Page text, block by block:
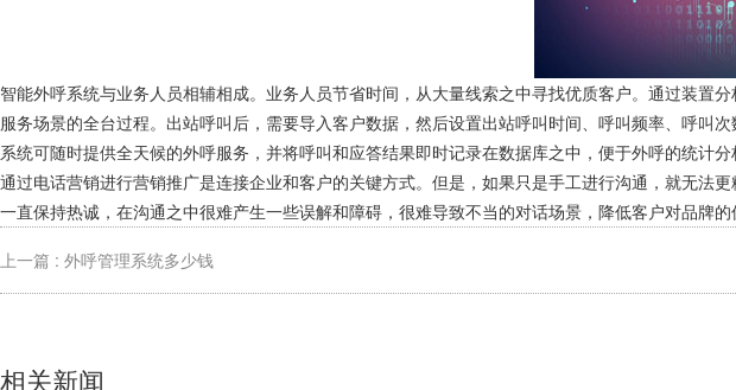
智能外呼系统与业务人员相辅相成。业务人员节省时间，从大量线索之中寻找优质客户。通过装
服务场景的全台过程。出站呼叫后，需要导入客户数据，然后设置出站呼叫时间、呼叫频率、呼
系统可随时提供全天候的外呼服务，并将呼叫和应答结果即时记录在数据库之中，便于外呼的统计分
通过电话营销进行营销推广是连接企业和客户的关键方式。但是，如果只是手工进行沟通，就无
一直保持热诚，在沟通之中很难产生一些误解和障碍，很难导致不当的对话场景，降低客户对品牌
上一篇 : 外呼管理系统多少钱
相关新闻